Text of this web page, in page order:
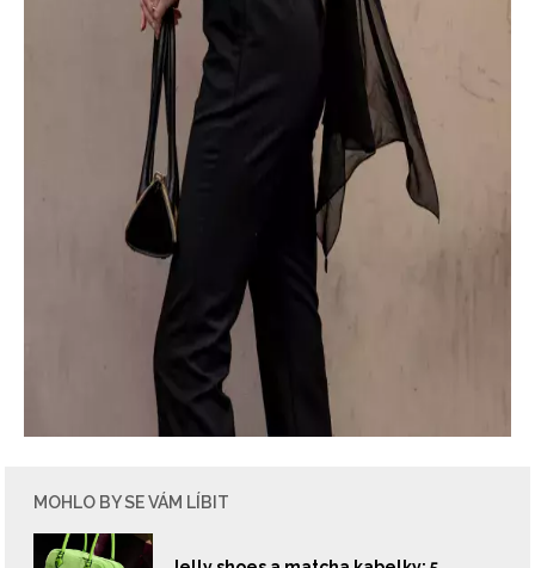
MOHLO BY SE VÁM LÍBIT